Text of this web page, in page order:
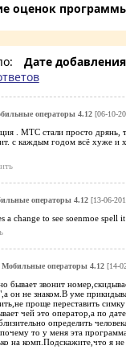
оценок
Дате добавления
операторы 4.12[06-10-
. МТС стали просто дрянь,
с каждым годом всё хуже и
операторы 4.12[13-06-
a change to see soenmoe spell
Мобильные операторы 4.12[14-
бывает звонит
он не знаком.В уме
проще переставить
чей это оператор,а по
определить
почему то у меня эта
на комп.Подскажите,что я не